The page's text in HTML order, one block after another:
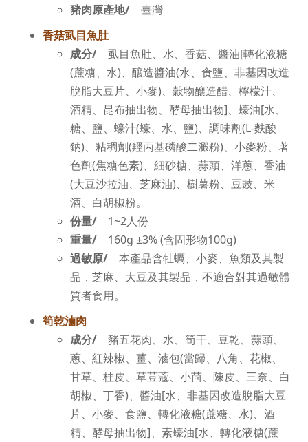
豬肉原產地/ 臺灣
香菇虱目魚肚
成分/ 虱目魚肚、水、香菇、醬油[轉化液糖
(蔗糖、水)、釀造醬油(水、食鹽、非基因改造
脫脂大豆片、小麥)、穀物釀造醋、檸檬汁、
酒精、昆布抽出物、酵母抽出物]、蠔油[水、
糖、鹽、蠔汁(蠔、水、鹽)、調味劑(L-麩酸
鈉)、粘稠劑(羥丙基磷酸二澱粉)、小麥粉、著
色劑(焦糖色素)、細砂糖、蒜頭、洋蔥、香油
(大豆沙拉油、芝麻油)、樹薯粉、豆豉、米
酒、白胡椒粉。
份量/ 1~2人份
重量/ 160g ±3% (含固形物100g)
過敏原/ 本產品含牡蠣、小麥、魚類及其製
品，芝麻、大豆及其製品，不適合對其過敏體
質者食用。
筍乾滷肉
成分/ 豬五花肉、水、筍干、豆乾、蒜頭、
蔥、紅辣椒、薑、滷包(當歸、八角、花椒、
甘草、桂皮、草荳蔻、小茴、陳皮、三奈、白
胡椒、丁香)、醬油[水、非基因改造脫脂大豆
片、小麥、食鹽、轉化液糖(蔗糖、水)、酒
精、酵母抽出物]、素蠔油[水、轉化液糖(蔗